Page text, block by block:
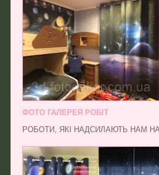
ФОТО ГАЛЕРЕЯ РОБІТ
РОБОТИ, ЯКІ НАДСИЛАЮТЬ НАМ